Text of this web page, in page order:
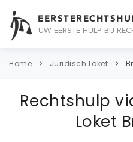
UW EERSTE HULP BIJ
ONDERWERPEN
Home Juridisch Loket
Rechtshulp
Loket